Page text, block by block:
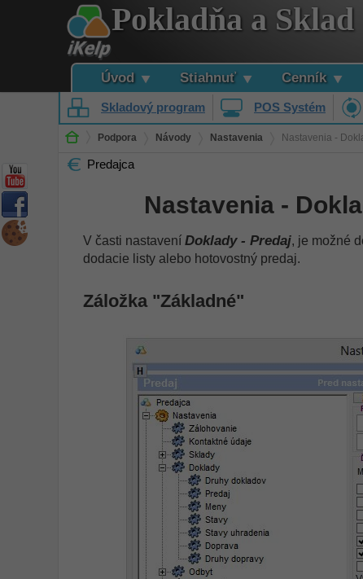
Pokladňa a Sklad
Úvod Stiahnuť Cenník
Skladový program POS Systém
Podpora Návody Nastavenia Nastavenia -
Predajca
Nastavenia -
V časti nastavení Doklady - Predaj, je možné
dodacie listy alebo hotovostný predaj.
Záložka "Základné"